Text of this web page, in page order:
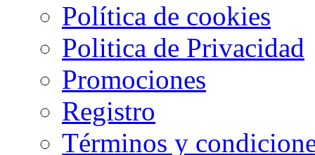
Política de cookies
Politica de Privacidad
Promociones
Registro
Términos y